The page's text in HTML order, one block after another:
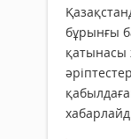
бұрынғы
қатынасы